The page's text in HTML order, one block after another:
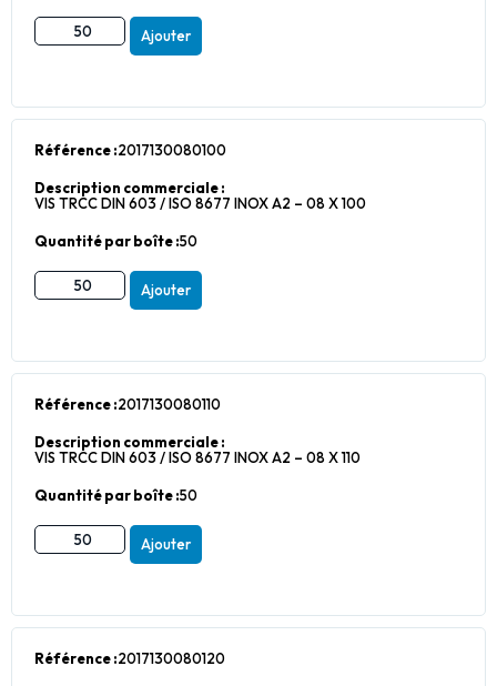
Ajouter
Référence :2017130080100
Description commerciale :
VIS TRCC DIN 603 / ISO 8677 INOX A2 – 08 X 100
Quantité par boîte :50
Ajouter
Référence :2017130080110
Description commerciale :
VIS TRCC DIN 603 / ISO 8677 INOX A2 – 08 X 110
Quantité par boîte :50
Ajouter
Référence :2017130080120